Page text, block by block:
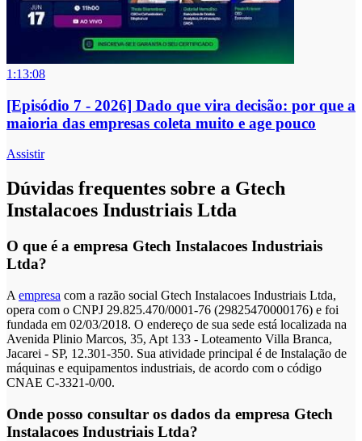
1:13:08
[Episódio 7 - 2026] Dado que vira decisão: por que a
maioria das empresas coleta muito e age pouco
Assistir
Dúvidas frequentes sobre a Gtech
Instalacoes Industriais Ltda
O que é a empresa Gtech Instalacoes Industriais
Ltda?
A empresa com a razão social Gtech Instalacoes Industriais Ltda,
opera com o CNPJ 29.825.470/0001-76 (29825470000176) e foi
fundada em 02/03/2018. O endereço de sua sede está localizada na
Avenida Plinio Marcos, 35, Apt 133 - Loteamento Villa Branca,
Jacarei - SP, 12.301-350. Sua atividade principal é de Instalação de
máquinas e equipamentos industriais, de acordo com o código
CNAE C-3321-0/00.
Onde posso consultar os dados da empresa Gtech
Instalacoes Industriais Ltda?